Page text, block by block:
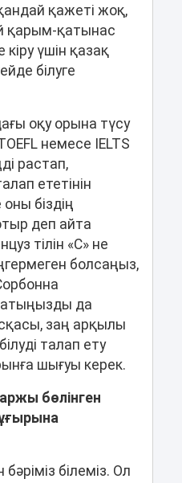
қажеті жоқ,
қарым-қатынас
үшін қазақ
білуге
оқу орына түсу
немесе IELTS
растап,
ететінін
оны біздің
деп айта
тілін «С» не
болсаңыз,
да
заң арқылы
талап ету
шығуы керек.
бөлінген
білеміз. Ол